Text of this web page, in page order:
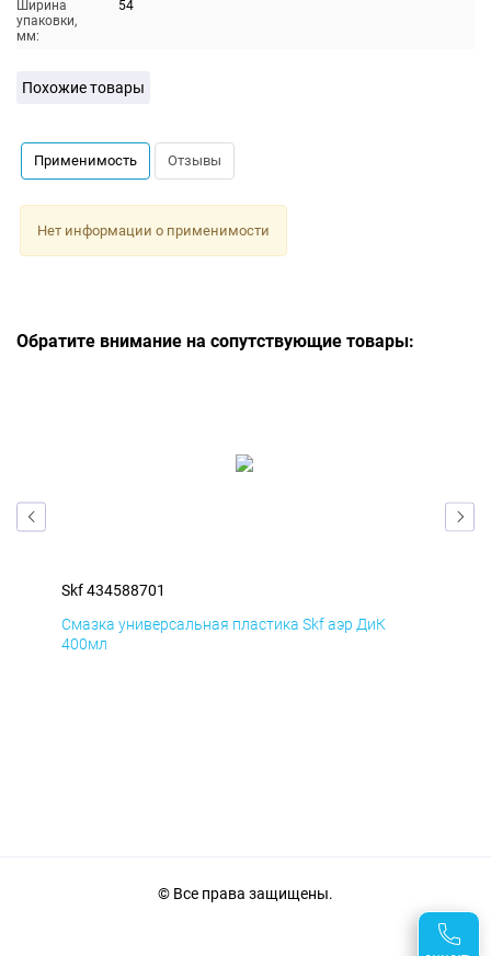
Ширина
упаковки,
мм:
54
Похожие товары
Применимость Отзывы
Нет информации о применимости
Обратите внимание на сопутствующие товары:
Skf 434588701
Смазка универсальная пластика Skf аэр ДиК
400мл
© Все права защищены.